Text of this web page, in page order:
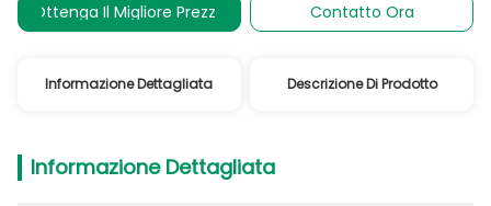
Ottenga Il Migliore Prezzo Contatto Ora
Informazione Dettagliata Descrizione Di Prodotto
Informazione Dettagliata